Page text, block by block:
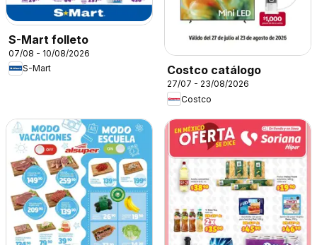
S-Mart folleto
07/08 - 10/08/2026
S-Mart
Costco catálogo
27/07 - 23/08/2026
Costco